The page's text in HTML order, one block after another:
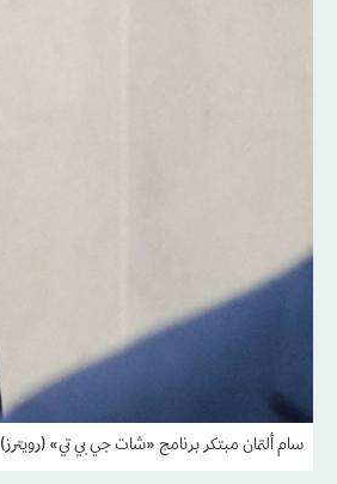
سام ألتمان مبتكر برنامج «شات جي بي تي» (رويترز)